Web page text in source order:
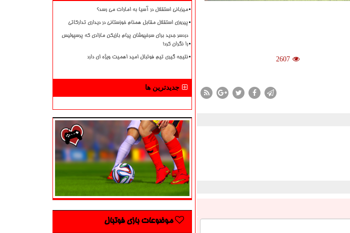
2607
میزبانی استقلال در آسیا به امارات می رسد؟
پیروزی استقلال مقابل همنام خوزستانی در دیداری تدارکاتی
دردسر جدید برای سرخپوشان پیام بازیکن مازادی که پرسپولیس
را نگران کرد!
نتیجه گیری تیم فوتبال امید اهمیت ویژه ای دارد
جدیدترین ها
موضوعات بازی فوتبال